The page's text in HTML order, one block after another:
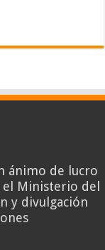
ánimo de lucro
el Ministerio del
y divulgación